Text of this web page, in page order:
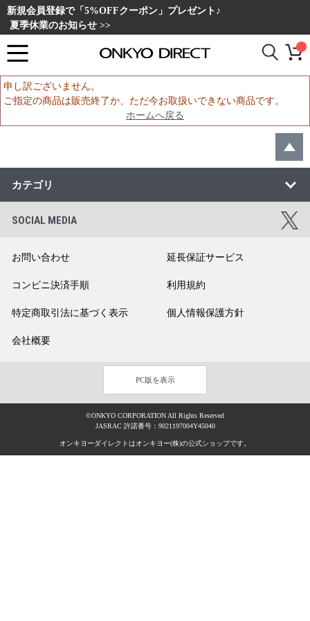
新規会員登録で「5%OFFクーポン」プレゼント♪
夏季休業のお知らせ >>
申し訳ございません。
ご指定の商品は販売終了か、ただ今お取扱いできない商品です。
ホームへ戻る
カテゴリ
SOCIAL MEDIA
お問い合わせ 延長保証サービス
コンビニ決済手順 利用規約
特定商取引法に基づく表示 個人情報保護方針
会社概要
PC版を表示
©ONKYO CORPORATION All Rights Reserved
JASRAC 許諾番号：9021197004Y45040
オンキヨーダイレクトはオンキヨー(株)の公式ショップです。